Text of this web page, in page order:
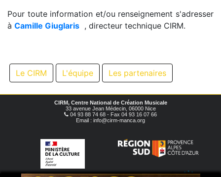
Pour toute information et/ou renseignement s'adresser
à Camille Giuglaris , directeur technique CIRM.
Le CIRM L'équipe Les partenaires
CIRM, Centre National de Création Musicale
33 avenue Jean Médecin, 06000 Nice
04 93 88 74 68 - Fax 04 93 16 07 66
Email : info@cirm-manca.org